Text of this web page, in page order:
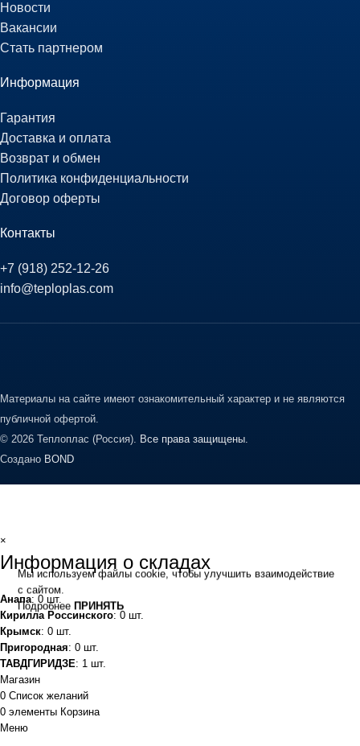
Новости
Вакансии
Стать партнером
Информация
Гарантия
Доставка и оплата
Возврат и обмен
Политика конфиденциальности
Договор оферты
Контакты
+7 (918) 252-12-26
info@teploplas.com
Материалы на сайте имеют ознакомительный характер и не являются
публичной офертой.
© 2026 Теплоплас (Россия). Все права защищены.
Создано BOND
Мы используем файлы cookie, чтобы улучшить взаимодействие
с сайтом.
Подробнее ПРИНЯТЬ
×
Информация о складах
Анапа: 0 шт.
Кирилла Россинского: 0 шт.
Крымск: 0 шт.
Пригородная: 0 шт.
ТАВДГИРИДЗЕ: 1 шт.
Магазин
0 Список желаний
0 элементы Корзина
Меню